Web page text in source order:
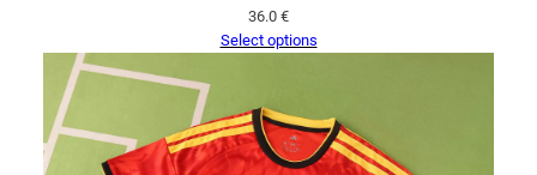
36.0 €
Select options